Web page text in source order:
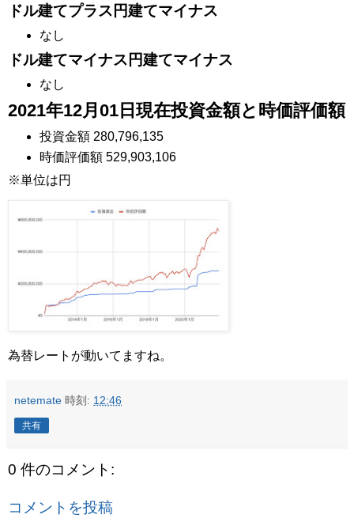
ドル建てプラス円建てマイナス
なし
ドル建てマイナス円建てマイナス
なし
2021年12月01日現在投資金額と時価評価額
投資金額 280,796,135
時価評価額 529,903,106
※単位は円
為替レートが動いてますね。
netemate 時刻: 12:46
共有
0 件のコメント:
コメントを投稿